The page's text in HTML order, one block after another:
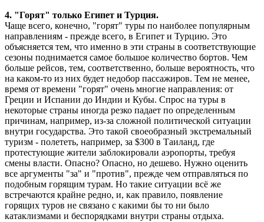
4. "Горят" только Египет и Турция.
Чаще всего, конечно, "горят" туры по наиболее популярным
направлениям - прежде всего, в Египет и Турцию. Это
объясняется тем, что именно в эти страны в соответствующие
сезоны поднимается самое большое количество бортов. Чем
больше рейсов, тем, соответственно, больше вероятность, что
на каком-то из них будет недобор пассажиров. Тем не менее,
время от времени "горят" очень многие направления: от
Греции и Испании до Индии и Кубы. Спрос на туры в
некоторые страны иногда резко падает по определенным
причинам, например, из-за сложной политической ситуации
внутри государства. Это такой своеобразный экстремальный
туризм - полететь, например, за $300 в Таиланд, где
протестующие жители заблокировали аэропорты, требуя
смены власти. Опасно? Опасно, но дешево. Нужно оценить
все аргументы "за" и "против", прежде чем отправляться по
подобным горящим турам. Но такие ситуации всё же
встречаются крайне редно, и, как правило, появление
горящих туров не связано с какими бы то ни было
катаклизмами и беспорядками внутри страны отдыха.